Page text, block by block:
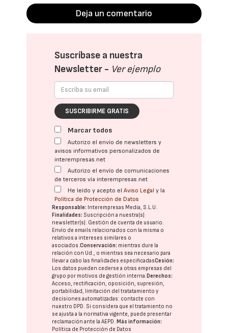
Deja un comentario
Suscríbase a nuestra
Newsletter - Ver ejemplo
SUSCRIBIRME GRATIS
Marcar todos
Autorizo el envío de newsletters y
avisos informativos personalizados de
interempresas.net
Autorizo el envío de comunicaciones
de terceros vía interempresas.net
He leído y acepto elAviso Legal y la
Política de Protección de Datos
Responsable: Interempresas Media, S.L.U.
Finalidades: Suscripción a nuestra(s)
newsletter(s). Gestión de cuenta de usuario.
Envío de emails relacionados con la misma o
relativos a intereses similares o
asociados.Conservación: mientras dure la
relación con Ud., o mientras sea necesario para
llevar a cabo las finalidades especificadasCesión:
Los datos pueden cederse a otras empresas del
grupo por motivos de gestión interna.Derechos:
Acceso, rectificación, oposición, supresión,
portabilidad, limitación del tratatamiento y
decisiones automatizadas: contacte con
nuestro DPD. Si considera que el tratamiento no
se ajusta a la normativa vigente, puede presentar
reclamación ante laAEPD.Más información:
Política de Protección de Datos